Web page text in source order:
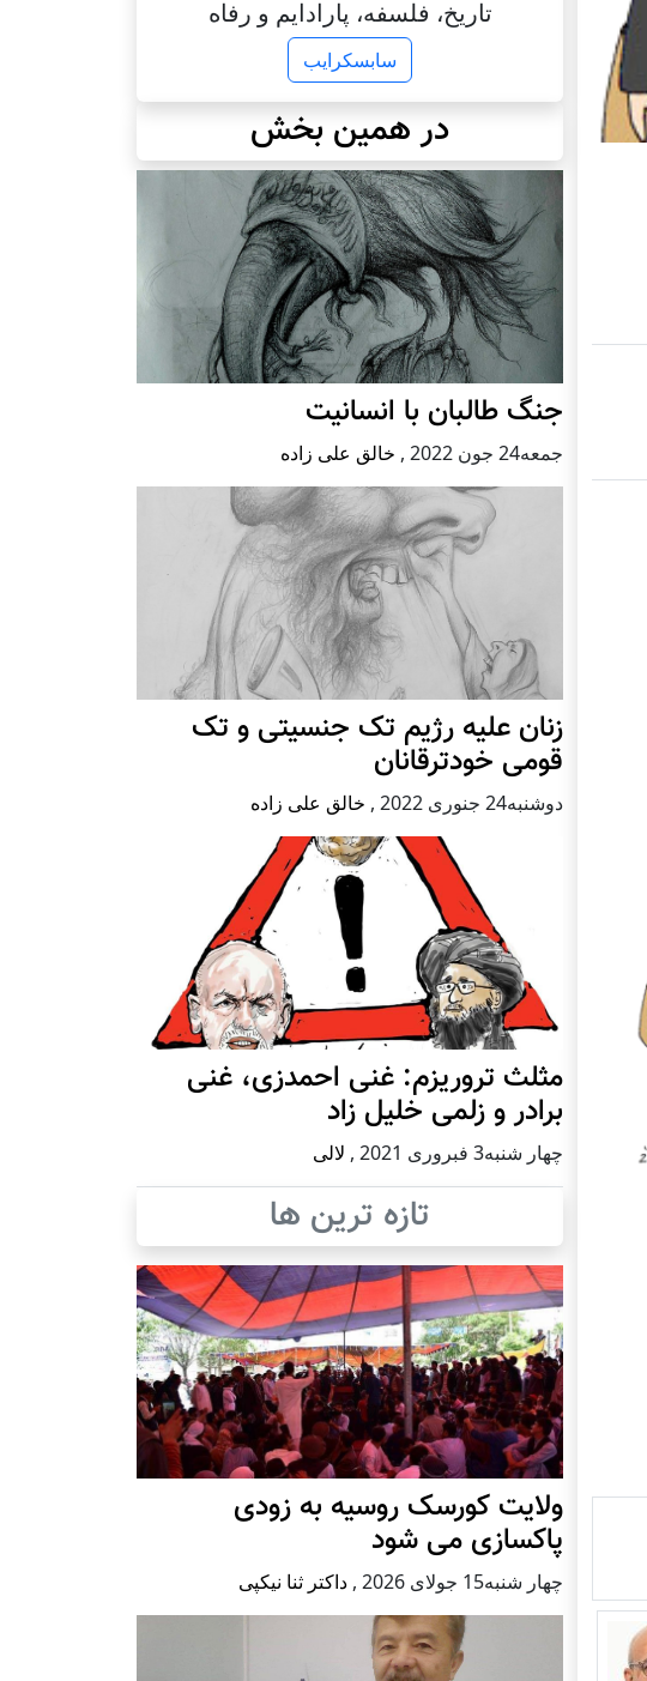
تاریخ، فلسفه، پارادایم و رفاه
سابسکرایب
در همین بخش
جنگ طالبان با انسانیت
جمعه24 جون 2022 , خالق علی زاده
زنان علیه رژيم تک جنسیتی و تک
قومی خودترقانان
دوشنبه24 جنوری 2022 , خالق علی زاده
مثلث تروریزم: غنی احمدزی، غنی
برادر و زلمی خلیل زاد
چهار شنبه3 فبروری 2021 , لالی
تازه ترین ها
ولایت کورسک روسیه به زودی
پاکسازی می شود
چهار شنبه15 جولای 2026 , داکتر ثنا نیکپی